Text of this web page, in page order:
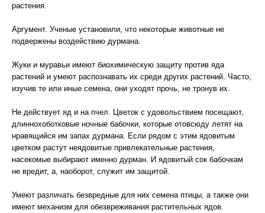
растения.
Аргумент. Ученые установили, что некоторые животные не
подвержены воздействию дурмана.
Жуки и муравьи имеют биохимическую защиту против яда
растений и умеют распознавать их среди других растений. Часто,
изучив те или иные семена, они уходят прочь, не тронув их.
Не действует яд и на пчел. Цветок с удовольствием посещают,
длиннохоботковые ночные бабочки, которые отовсюду летят на
нравящийся им запах дурмана. Если рядом с этим ядовитым
цветком растут неядовитые привлекательные растения,
насекомые выбирают именно дурман. И ядовитый сок бабочкам
не вредит, а, наоборот, служит им защитой.
Умеют различать безвредные для них семена птицы, а также они
имеют механизм для обезвреживания растительных ядов.